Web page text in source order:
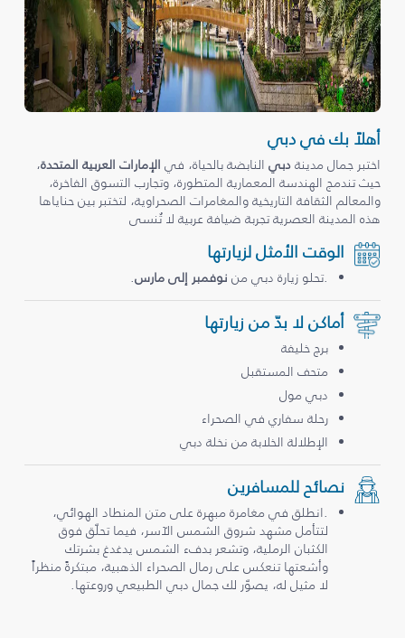
أهلاً بك في دبي
اختبر جمال مدينةدبيالنابضة بالحياة، في الإمارات العربية المتحدة،
حيث تندمج الهندسة المعمارية المتطورة، وتجارب التسوق الفاخرة،
والمعالم الثقافة التاريخية والمغامرات الصحراوية، لتختبر بين حناياها
هذه المدينة العصرية تجربة ضيافة عربية لا تُنسى
الوقت الأمثل لزيارتها
.تحلو زيارة دبي من نوفمبر إلى مارس.
أماكن لا بدّ من زيارتها
برج خليفة
متحف المستقبل
دبي مول
رحلة سفاري في الصحراء
الإطلالة الخلابة من نخلة دبي
نصائح للمسافرين
.انطلق في مغامرة مبهرة على متن المنطاد الهوائي،
لتتأمل مشهد شروق الشمس الآسر، فيما تحلّق فوق
الكثبان الرملية، وتشعر بدفء الشمس يدغدغ بشرتك
وأشعتها تنعكس على رمال الصحراء الذهبية، مبتكرةً منظراً
لا مثيل له، يصوّر لك جمال دبي الطبيعي وروعتها.